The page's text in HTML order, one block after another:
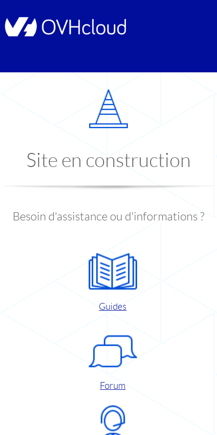
Site en construction
Besoin d'assistance ou d'informations ?
Guides
Forum